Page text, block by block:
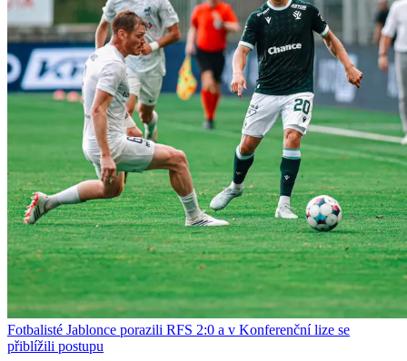
Fotbalisté Jablonce porazili RFS 2:0 a v Konferenční lize se
přiblížili postupu